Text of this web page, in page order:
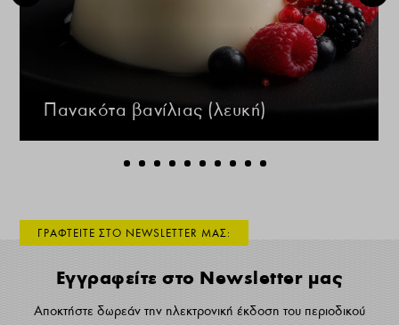
Πανακότα βανίλιας (λευκή)
ΓΡΑΦΤΕΙΤΕ ΣΤΟ NEWSLETTER ΜΑΣ:
Εγγραφείτε στο Newsletter μας
Αποκτήστε δωρεάν την ηλεκτρονική έκδοση του περιοδικού